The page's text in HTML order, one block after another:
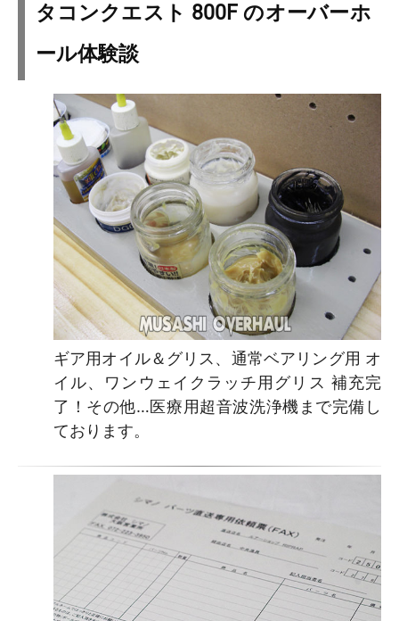
タコンクエスト 800F のオーバーホ
ール体験談
ギア用オイル＆グリス、通常ベアリング用 オ
イル、ワンウェイクラッチ用グリス 補充完
了！その他…医療用超音波洗浄機まで完備し
ております。